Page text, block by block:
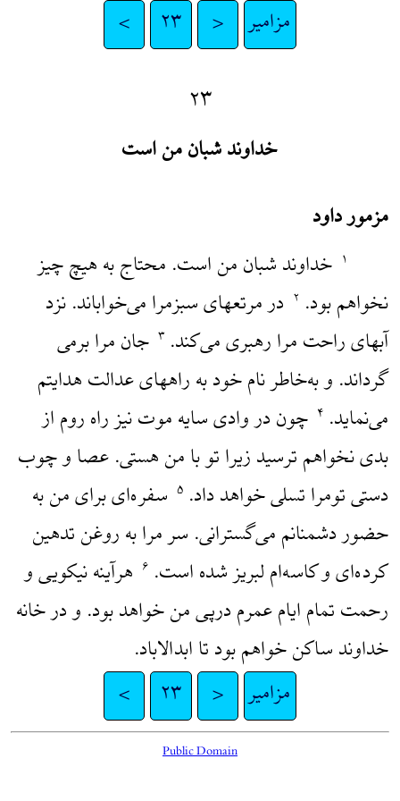
مزامیر < ۲۳ >
۲۳
خداوند شبان من است
مزمور داود
۱ خداوند شبان من است. محتاج به هیچ چیز
نخواهم بود. ۲ در مرتعهای سبزمرا می‌خواباند. نزد
آبهای راحت مرا رهبری می‌کند. ۳ جان مرا برمی
گرداند. و به‌خاطر نام خود به راههای عدالت هدایتم
می‌نماید. ۴ چون در وادی سایه موت نیز راه روم از
بدی نخواهم ترسید زیرا تو با من هستی. عصا و چوب
دستی تومرا تسلی خواهد داد. ۵ سفره‌ای برای من به
حضور دشمنانم می‌گسترانی. سر مرا به روغن تدهین
کرده‌ای و کاسه‌ام لبریز شده است. ۶ هرآینه نیکویی و
رحمت تمام ایام عمرم در‌پی من خواهد بود. و در خانه
خداوند ساکن خواهم بود تا ابدالاباد.
مزامیر < ۲۳ >
Public Domain